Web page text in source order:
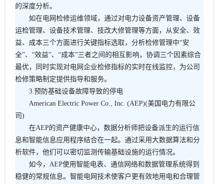
的深度分析。
如在电网检修运维领域，通过对电力设备资产管理、设备
运检管理、设备技术管理、技改大修管理等方面，从安全、效
益、成本三个方面进行关键指标选取，分析检修管理中“安
全”、“效益”、“成本”三者之间的相互影响，协调三个因素综合
最优，同时实现对电网企业检修指标的实时在线监控，为公司
检修策略制定提供指导和服务。
3.预防基础设备故障导致的停电
American Electric Power Co., Inc. (AEP)(美国电力有限公
司)
在AEP的资产健康中心，数据分析师把设备派生的运行信
息和智能信息应用程序结合在一起。通过采用大数据算法和分
析软件，他们可以密切监测传输基础设施的运行情况。
如今，AEP使用智能电表、通信网络和数据管理系统得到
稳健的常规信息。智能电网技术使客户更有效地用电和合理管